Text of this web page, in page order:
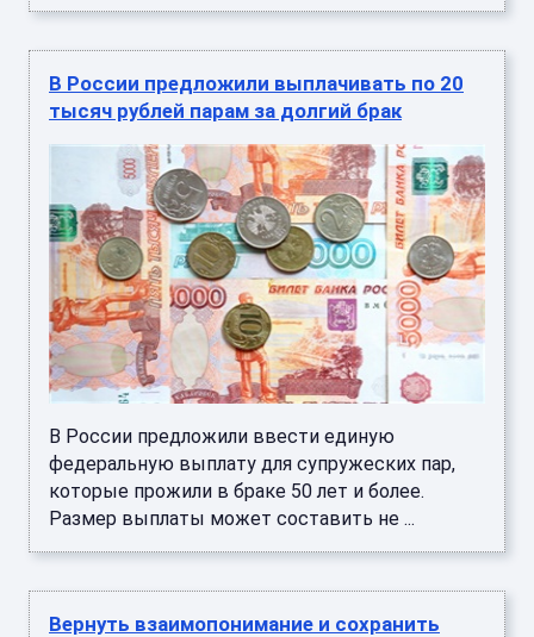
В России предложили выплачивать по 20
тысяч рублей парам за долгий брак
В России предложили ввести единую
федеральную выплату для супружеских пар,
которые прожили в браке 50 лет и более.
Размер выплаты может составить не ...
Вернуть взаимопонимание и сохранить